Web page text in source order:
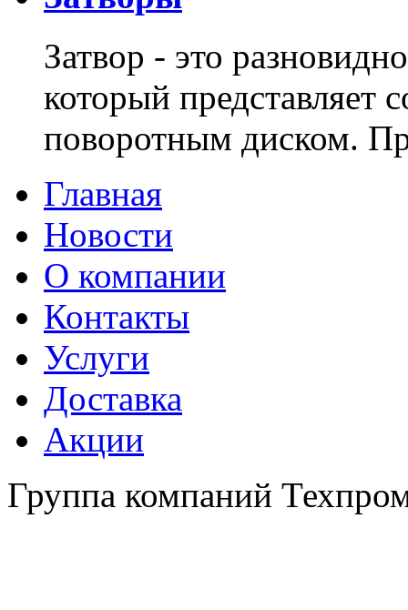
Затвор - это
который представляет
поворотным диском.
Главная
Новости
О компании
Контакты
Услуги
Доставка
Акции
Группа компаний